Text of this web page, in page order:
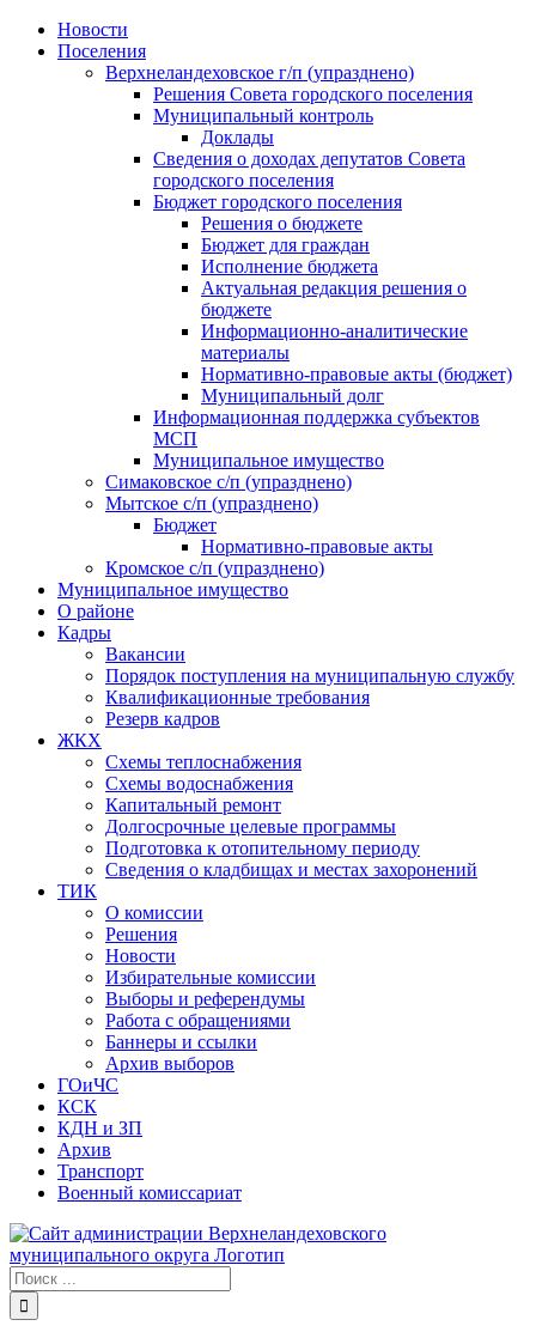
Skip
Новости
Поселения
Верхнеландеховское г/п (упразднено)
Решения Совета городского поселения
Муниципальный контроль
Доклады
Сведения о доходах депутатов Совета
городского поселения
Бюджет городского поселения
Решения о бюджете
Бюджет для граждан
Исполнение бюджета
Актуальная редакция решения о
бюджете
Информационно-аналитические
материалы
Нормативно-правовые акты (бюджет)
Муниципальный долг
Информационная поддержка субъектов
МСП
Муниципальное имущество
Симаковское с/п (упразднено)
Мытское с/п (упразднено)
Бюджет
Нормативно-правовые акты
Кромское с/п (упразднено)
Муниципальное имущество
О районе
Кадры
Вакансии
Порядок поступления на муниципальную службу
Квалификационные требования
Резерв кадров
ЖКХ
Схемы теплоснабжения
Схемы водоснабжения
Капитальный ремонт
Долгосрочные целевые программы
Подготовка к отопительному периоду
Сведения о кладбищах и местах захоронений
ТИК
О комиссии
Решения
Новости
Избирательные комиссии
Выборы и референдумы
Работа с обращениями
Баннеры и ссылки
Архив выборов
ГОиЧС
КСК
КДН и ЗП
Архив
Транспорт
Военный комиссариат
Результат
поиска: